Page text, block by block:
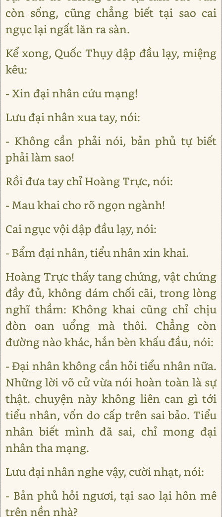
còn sống, cũng chẳng biết tại sao cai
ngục lại ngất lăn ra sàn.
Kể xong, Quốc Thụy dập đầu lạy, miệng
kêu:
- Xin đại nhân cứu mạng!
Lưu đại nhân xua tay, nói:
- Không cần phải nói, bản phủ tự biết
phải làm sao!
Rồi đưa tay chỉ Hoàng Trực, nói:
- Mau khai cho rõ ngọn ngành!
Cai ngục vội dập đầu lạy, nói:
- Bẩm đại nhân, tiểu nhân xin khai.
Hoàng Trực thấy tang chứng, vật chứng
đầy đủ, không dám chối cãi, trong lòng
nghĩ thầm: Không khai cũng chỉ chịu
đòn oan uổng mà thôi. Chẳng còn
đường nào khác, hắn bèn khấu đầu, nói:
- Đại nhân không cần hỏi tiểu nhân nữa.
Những lời võ cử vừa nói hoàn toàn là sự
thật. chuyện này không liên can gì tới
tiểu nhân, vốn do cấp trên sai bảo. Tiểu
nhân biết mình đã sai, chỉ mong đại
nhân tha mạng.
Lưu đại nhân nghe vậy, cười nhạt, nói:
- Bản phủ hỏi ngươi, tại sao lại hôn mê
trên nền nhà?